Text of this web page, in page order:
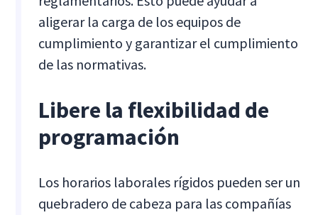
aligerar la carga de los equipos de
cumplimiento y garantizar el cumplimiento
de las normativas.
Libere la flexibilidad de
programación
Los horarios laborales rígidos pueden ser un
quebradero de cabeza para las compañías